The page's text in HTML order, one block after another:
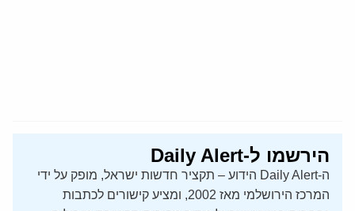
הירשמו ל-Daily Alert
ה-Daily Alert הידוע – תקציר חדשות ישראל, מופק על ידי
המרכז הירושלמי מאז 2002, ומציע קישורים לכתבות